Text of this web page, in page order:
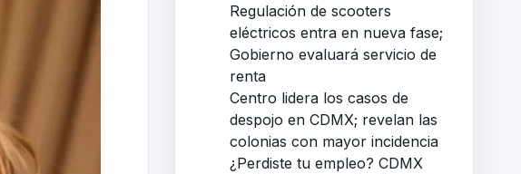
Regulación de scooters
eléctricos entra en nueva fase;
Gobierno evaluará servicio de
renta
Centro lidera los casos de
despojo en CDMX; revelan las
colonias con mayor incidencia
¿Perdiste tu empleo? CDMX